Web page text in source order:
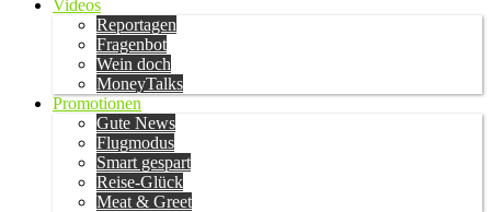
Videos
Reportagen
Fragenbot
Wein doch
MoneyTalks
Promotionen
Gute News
Flugmodus
Smart gespart
Reise-Glück
Meat & Greet